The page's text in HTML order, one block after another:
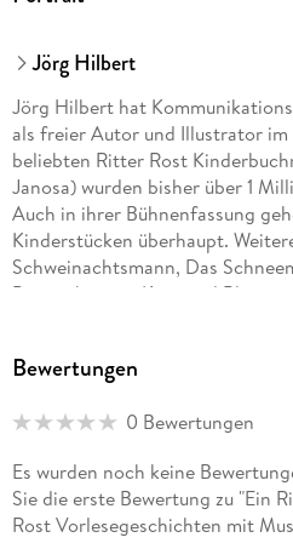
Jörg Hilbert
Jörg Hilbert hat
als freier Autor und Illustrator im
beliebten Ritter Rost
Janosa) wurden bisher über 1
Auch in ihrer Bühnenfassung
Kinderstücken überhaupt.
Schweinachtsmann, Das
Pappenheimer, Karo und
Ringelnatz verwandt.
Felix Janosa komponiert bereits
Musiklehrer in die Schule,
Pianist, Produzent und
musikpädagogischen
Bewertungen
0 Bewertungen
Es wurden noch keine
Sie die erste Bewertung zu "Ein
Rost Vorlesegeschichten mit